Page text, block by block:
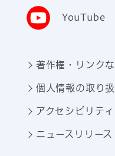
YouTube
著作権・リンク
個人情報の取り
アクセシビリテ
ニュースリリース